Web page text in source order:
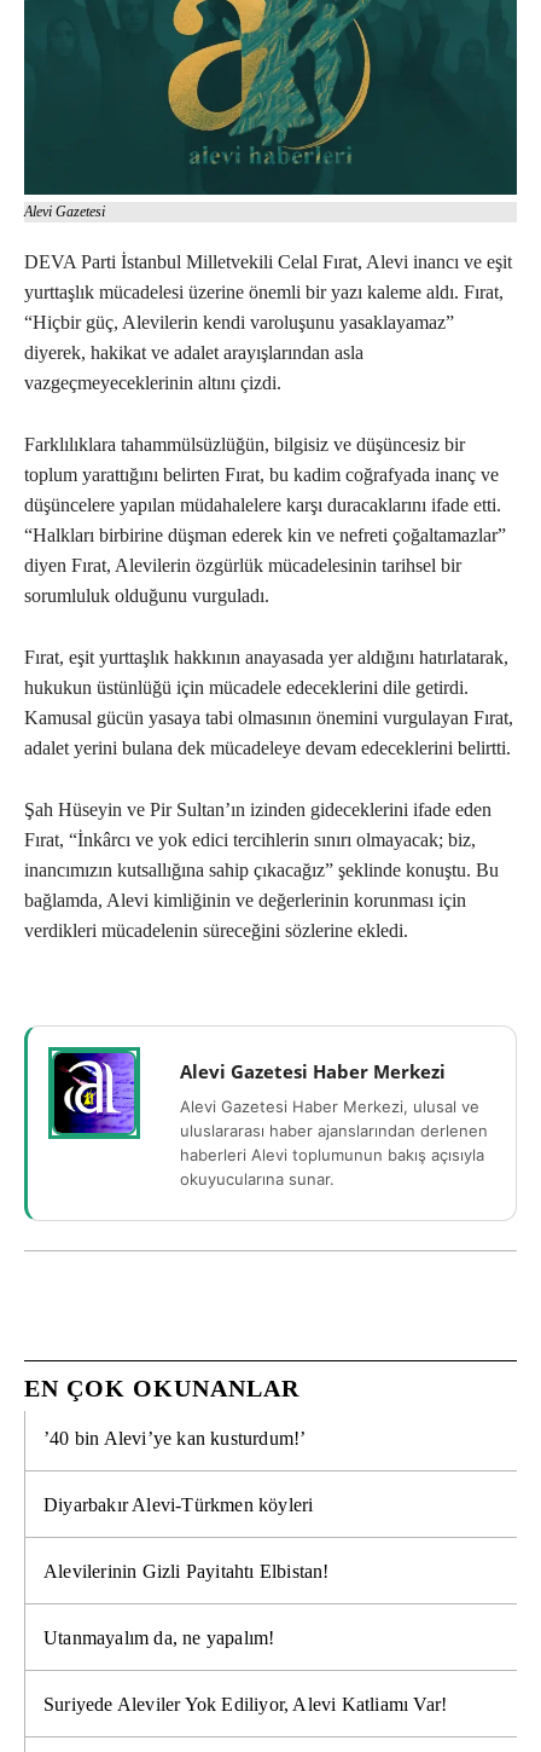
Alevi Gazetesi
DEVA Parti İstanbul Milletvekili Celal Fırat, Alevi inancı ve eşit
yurttaşlık mücadelesi üzerine önemli bir yazı kaleme aldı. Fırat,
“Hiçbir güç, Alevilerin kendi varoluşunu yasaklayamaz”
diyerek, hakikat ve adalet arayışlarından asla
vazgeçmeyeceklerinin altını çizdi.
Farklılıklara tahammülsüzlüğün, bilgisiz ve düşüncesiz bir
toplum yarattığını belirten Fırat, bu kadim coğrafyada inanç ve
düşüncelere yapılan müdahalelere karşı duracaklarını ifade etti.
“Halkları birbirine düşman ederek kin ve nefreti çoğaltamazlar”
diyen Fırat, Alevilerin özgürlük mücadelesinin tarihsel bir
sorumluluk olduğunu vurguladı.
Fırat, eşit yurttaşlık hakkının anayasada yer aldığını hatırlatarak,
hukukun üstünlüğü için mücadele edeceklerini dile getirdi.
Kamusal gücün yasaya tabi olmasının önemini vurgulayan Fırat,
adalet yerini bulana dek mücadeleye devam edeceklerini belirtti.
Şah Hüseyin ve Pir Sultan’ın izinden gideceklerini ifade eden
Fırat, “İnkârcı ve yok edici tercihlerin sınırı olmayacak; biz,
inancımızın kutsallığına sahip çıkacağız” şeklinde konuştu. Bu
bağlamda, Alevi kimliğinin ve değerlerinin korunması için
verdikleri mücadelenin süreceğini sözlerine ekledi.
Alevi Gazetesi Haber Merkezi
Alevi Gazetesi Haber Merkezi, ulusal ve
uluslararası haber ajanslarından derlenen
haberleri Alevi toplumunun bakış açısıyla
okuyucularına sunar.
EN ÇOK OKUNANLAR
’40 bin Alevi’ye kan kusturdum!’
Diyarbakır Alevi-Türkmen köyleri
Alevilerinin Gizli Payitahtı Elbistan!
Utanmayalım da, ne yapalım!
Suriyede Aleviler Yok Ediliyor, Alevi Katliamı Var!